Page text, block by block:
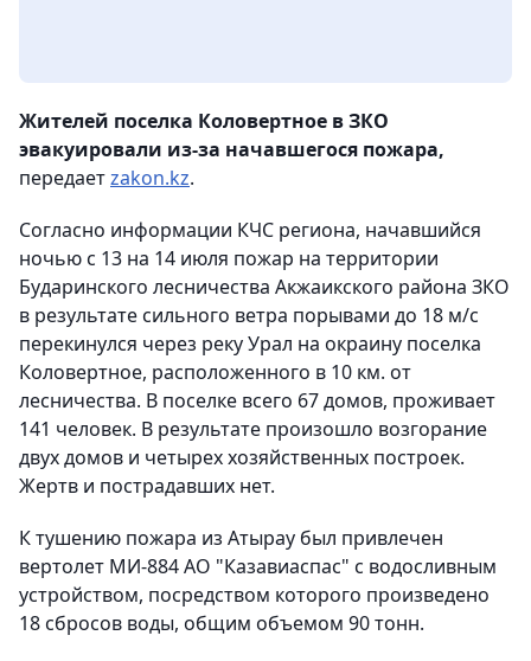
Жителей поселка Коловертное в ЗКО
эвакуировали из-за начавшегося пожара,
передаетzakon.kz.
Согласно информации КЧС региона, начавшийся
ночью с 13 на 14 июля пожар на территории
Бударинского лесничества Акжаикского района ЗКО
в результате сильного ветра порывами до 18 м/с
перекинулся через реку Урал на окраину поселка
Коловертное, расположенного в 10 км. от
лесничества. В поселке всего 67 домов, проживает
141 человек. В результате произошло возгорание
двух домов и четырех хозяйственных построек.
Жертв и пострадавших нет.
К тушению пожара из Атырау был привлечен
вертолет МИ-884 АО "Казавиаспас" с водосливным
устройством, посредством которого произведено
18 сбросов воды, общим объемом 90 тонн.